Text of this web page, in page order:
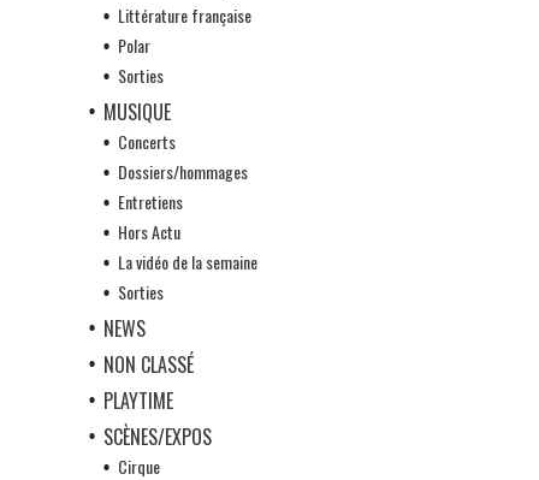
Littérature française
Polar
Sorties
MUSIQUE
Concerts
Dossiers/hommages
Entretiens
Hors Actu
La vidéo de la semaine
Sorties
NEWS
NON CLASSÉ
PLAYTIME
SCÈNES/EXPOS
Cirque